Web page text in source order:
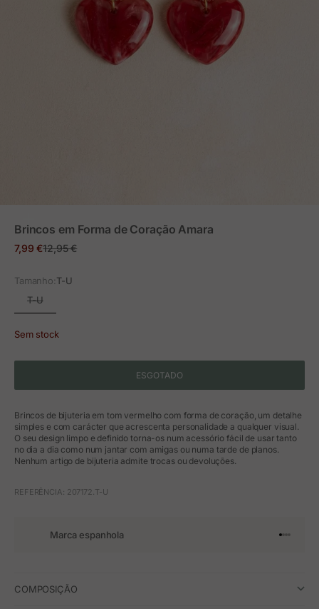
Brincos em Forma de Coração Amara
Preço em promoção
7,99 €Preço normal
12,95 €
Tamanho:T-U
T-U
Sem stock
ESGOTADO
Brincos de bijuteria em tom vermelho com forma de coração, um detalhe
simples e com carácter que acrescenta personalidade a qualquer visual.
O seu design limpo e definido torna-os num acessório fácil de usar tanto
no dia a dia como num jantar com amigas ou numa tarde de planos.
Nenhum artigo de bijuteria admite trocas ou devoluções.
REFERÊNCIA: 207172.T-U
Marca espanhola Ir para o
Ir para
Ir para
Ir para
COMPOSIÇÃO